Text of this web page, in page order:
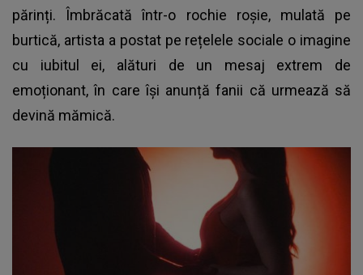
părinți. Îmbrăcată într-o rochie roșie, mulată pe
burtică, artista a postat pe rețelele sociale o imagine
cu iubitul ei, alături de un mesaj extrem de
emoționant, în care își anunță fanii că urmează să
devină mămică.